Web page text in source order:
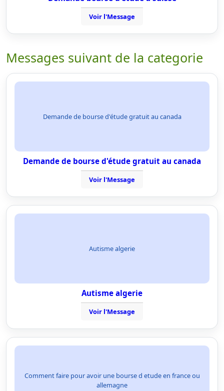
Voir l'Message
Messages suivant de la categorie
Demande de bourse d'étude gratuit au canada
Demande de bourse d'étude gratuit au canada
Voir l'Message
Autisme algerie
Autisme algerie
Voir l'Message
Comment faire pour avoir une bourse d etude en france ou
allemagne